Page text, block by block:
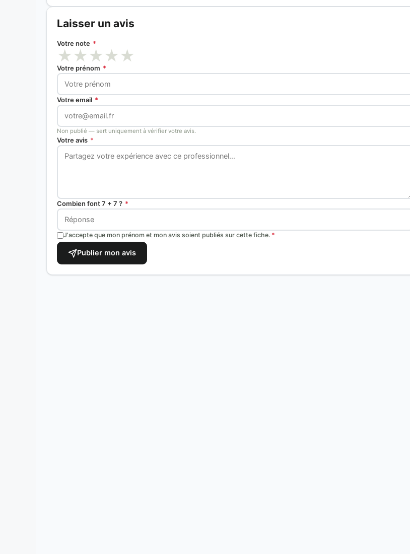
Laisser un avis
Votre note *
★★★★★
Votre prénom *
Votre email *
Non publié — sert uniquement à vérifier votre avis.
Votre avis *
Combien font 7 + 7 ? *
J'accepte que mon prénom et mon avis soient publiés sur cette fiche. *
Publier mon avis